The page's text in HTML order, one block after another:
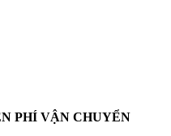
PHÍ VẬN CHUYỂN